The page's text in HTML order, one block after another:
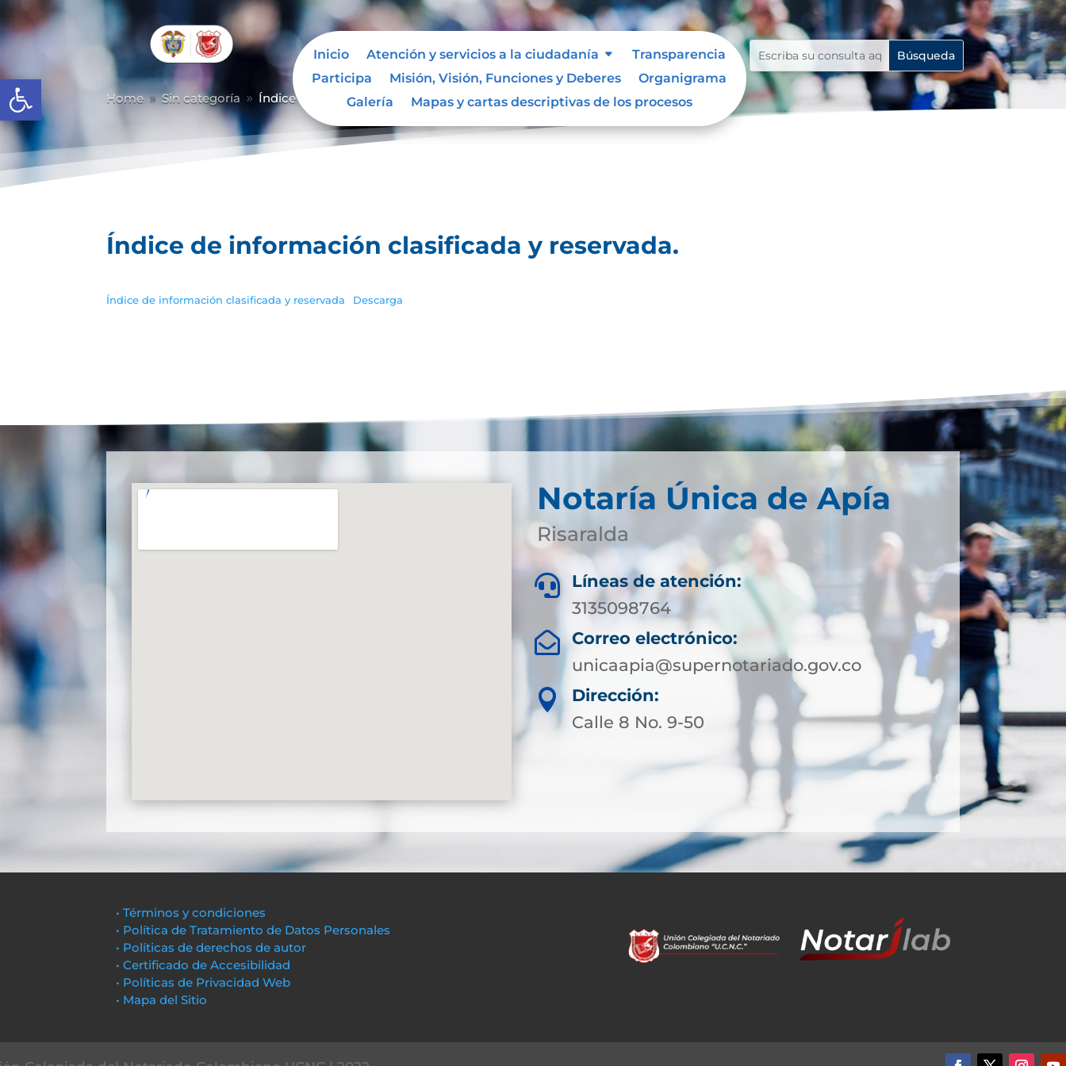
Abrir barra de herramientas
Inicio Atención y servicios a la ciudadanía
Transparencia
Participa
Misión, Visión, Funciones y Deberes
Organigrama
Galería
Mapas y cartas descriptivas de los procesos
Home 9 Sin categoría 9 Índice de información clasificada y reservada.
Índice de información clasificada y reservada.
Índice de información clasificada y reservada Descarga
Notaría Única de Apía
Risaralda

Líneas de atención:
3135098764
 Correo electrónico:
unicaapia@supernotariado.gov.co

Dirección:
Calle 8 No. 9-50
• Términos y condiciones
• Política de Tratamiento de Datos Personales
• Políticas de derechos de autor
• Certificado de Accesibilidad
• Políticas de Privacidad Web
• Mapa del Sitio